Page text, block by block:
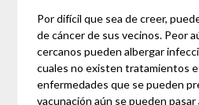
Por difícil que sea de creer,
de cáncer de sus vecinos. Peor
cercanos pueden albergar
cuales no existen tratamientos
enfermedades que se pueden
vacunación aún se pueden pasar